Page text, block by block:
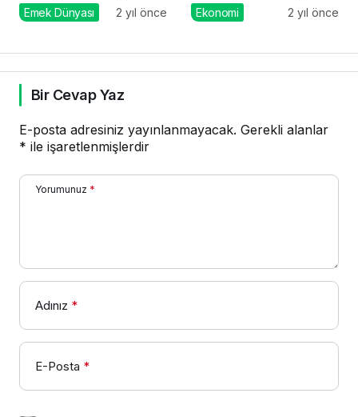
bantlı protesto
Emek Dünyası 2 yıl önce Ekonomi 2 yıl önce
Bir Cevap Yaz
E-posta adresiniz yayınlanmayacak. Gerekli alanlar
* ile işaretlenmişlerdir
Yorumunuz *
Adınız *
E-Posta *